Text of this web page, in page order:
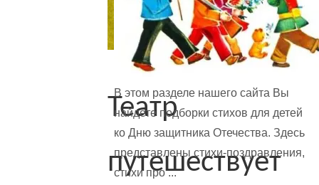
Театр
путешествует
В этом разделе нашего сайта Вы
найдете подборки стихов для детей
ко Дню защитника Отечества. Здесь
представлены стихи-поздравления,
стихи про ...